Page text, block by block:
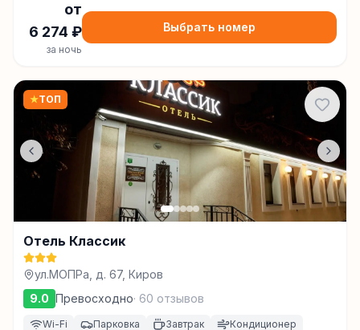
от
6 274 ₽
за ночь
Выбрать номер
★ТОП
Отель Классик
ул.МОПРа, д. 67, Киров
9.0 Превосходно· 60 отзывов
Wi-Fi Парковка Завтрак Кондиционер